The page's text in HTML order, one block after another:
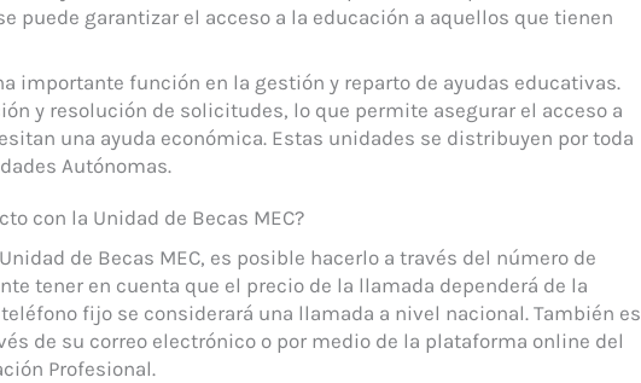
puede garantizar el acceso a la educación a aquellos que tienen
importante función en la gestión y reparto de ayudas educativas.
y resolución de solicitudes, lo que permite asegurar el acceso a
una ayuda económica. Estas unidades se distribuyen por toda
Autónomas.
con la Unidad de Becas MEC?
de Becas MEC, es posible hacerlo a través del número de
tener en cuenta que el precio de la llamada dependerá de la
fijo se considerará una llamada a nivel nacional. También es
de su correo electrónico o por medio de la plataforma online del
Profesional.